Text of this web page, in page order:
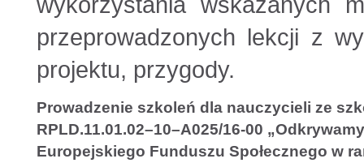
przeprowadzonych lekcji z
projektu, przygody.
Prowadzenie szkoleń dla nauczycieli ze
RPLD.11.01.02–10–A025/16-00
Europejskiego Funduszu Społecznego w